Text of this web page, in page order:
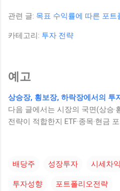
관련 글: 목표 수익률에 따른 포트
카테고리: 투자 전략
예고
상승장, 횡보장, 하락장에서의 투
다음 글에서는 시장의 국면(상승·
전략이 적합한지 ETF·종목·현금
배당주 성장투자 시세차익
투자성향 포트폴리오전략